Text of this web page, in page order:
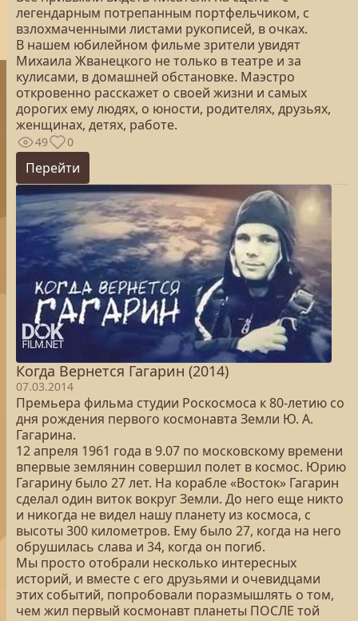
легендарным потрепанным портфельчиком, c
взлохмаченными листами рукописей, в очках.
В нашем юбилейном фильме зрители увидят
Михаила Жванецкого не только в театре и за
кулисами, в домашней обстановке. Маэстро
откровенно расскажет о своей жизни и самых
дорогих ему людях, о юности, родителях, друзьях,
женщинах, детях, работе.
49 0
Перейти
Когда Вернется Гагарин (2014)
07.03.2014
Премьера фильма студии Роскосмоса к 80-летию со
дня рождения первого космонавта Земли Ю. А.
Гагарина.
12 апреля 1961 года в 9.07 по московскому времени
впервые землянин совершил полет в космос. Юрию
Гагарину было 27 лет. На корабле «Восток» Гагарин
сделал один виток вокруг Земли. До него еще никто
и никогда не видел нашу планету из космоса, с
высоты 300 километров. Ему было 27, когда на него
обрушилась слава и 34, когда он погиб.
Мы просто отобрали несколько интересных
историй, и вместе с его друзьями и очевидцами
этих событий, попробовали поразмышлять о том,
чем жил первый космонавт планеты ПОСЛЕ той